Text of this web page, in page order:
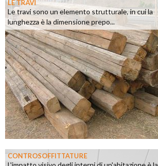
LE TRAVI
Le travi sono un elemento strutturale, in cui la
lunghezza è la dimensione prepo...
CONTROSOFFITTATURE